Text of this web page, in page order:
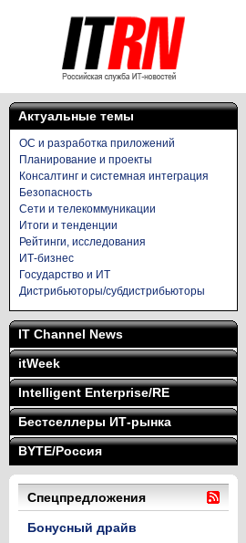
Актуальные темы
ОС и разработка приложений
Планирование и проекты
Консалтинг и системная интеграция
Безопасность
Сети и телекоммуникации
Итоги и тенденции
Рейтинги, исследования
ИТ-бизнес
Государство и ИТ
Дистрибьюторы/субдистрибьюторы
IT Channel News
itWeek
Intelligent Enterprise/RE
Бестселлеры ИТ-рынка
BYTE/Россия
Спецпредложения
Бонусный драйв